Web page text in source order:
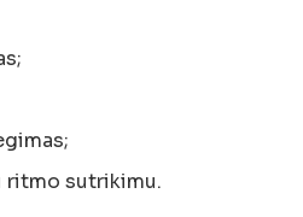
ritmo sutrikimu.